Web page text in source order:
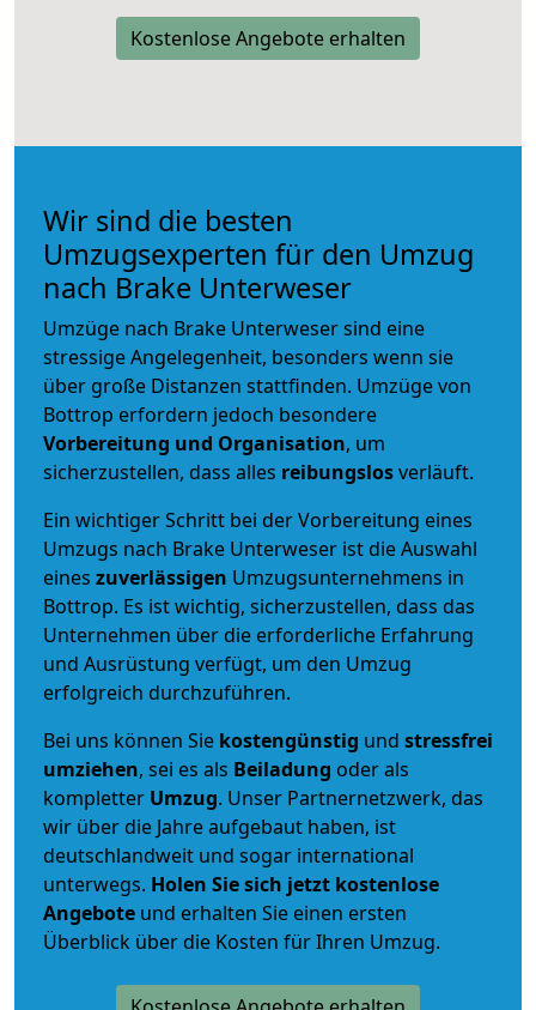
Kostenlose Angebote erhalten
Wir sind die besten
Umzugsexperten für den Umzug
nach Brake Unterweser
Umzüge nach Brake Unterweser sind eine
stressige Angelegenheit, besonders wenn sie
über große Distanzen stattfinden. Umzüge von
Bottrop erfordern jedoch besondere
Vorbereitung und Organisation, um
sicherzustellen, dass alles reibungslosverläuft.
Ein wichtiger Schritt bei der Vorbereitung eines
Umzugs nach Brake Unterweser ist die Auswahl
eines zuverlässigen Umzugsunternehmens in
Bottrop. Es ist wichtig, sicherzustellen, dass das
Unternehmen über die erforderliche Erfahrung
und Ausrüstung verfügt, um den Umzug
erfolgreich durchzuführen.
Bei uns können Sie kostengünstig und stressfrei
umziehen, sei es als Beiladung oder als
kompletter Umzug. Unser Partnernetzwerk, das
wir über die Jahre aufgebaut haben, ist
deutschlandweit und sogar international
unterwegs. Holen Sie sich jetzt kostenlose
Angebote und erhalten Sie einen ersten
Überblick über die Kosten für Ihren Umzug.